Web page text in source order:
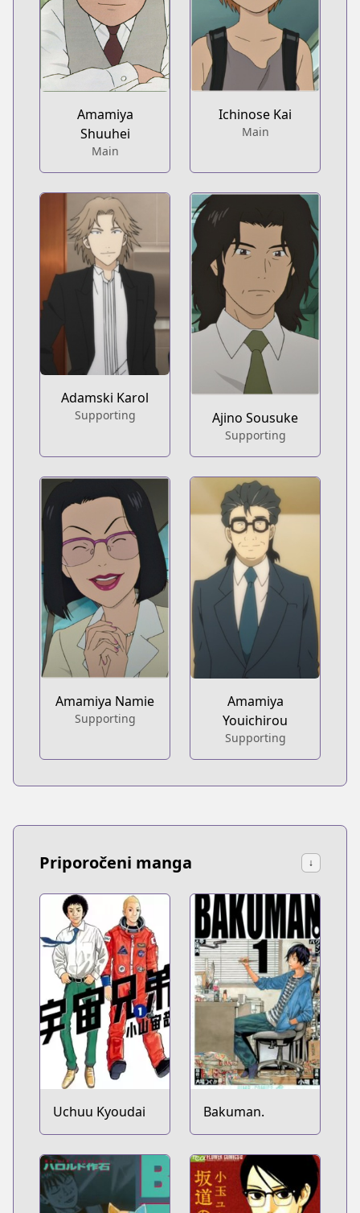
Amamiya
Shuuhei
Main
Ichinose Kai
Main
Adamski Karol
Supporting Ajino Sousuke
Supporting
Amamiya Namie
Supporting
Amamiya
Youichirou
Supporting
Priporočeni manga ↓
Uchuu Kyoudai Bakuman.